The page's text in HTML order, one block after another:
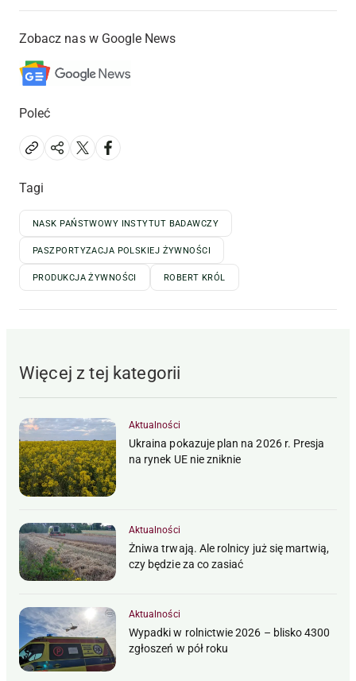
Zobacz nas w Google News
Poleć
Tagi
NASK PAŃSTWOWY INSTYTUT BADAWCZY
PASZPORTYZACJA POLSKIEJ ŻYWNOŚCI
PRODUKCJA ŻYWNOŚCI ROBERT KRÓL
Więcej z tej kategorii
Aktualności
Ukraina pokazuje plan na 2026 r. Presja
na rynek UE nie zniknie
Aktualności
Żniwa trwają. Ale rolnicy już się martwią,
czy będzie za co zasiać
Aktualności
Wypadki w rolnictwie 2026 – blisko 4300
zgłoszeń w pół roku